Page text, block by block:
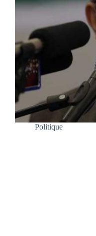
Politique